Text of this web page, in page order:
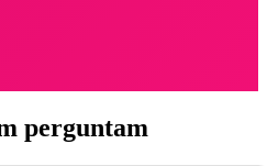
perguntam